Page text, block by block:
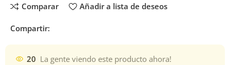
Comparar Añadir a lista de deseos
Compartir:
20 La gente viendo este producto ahora!